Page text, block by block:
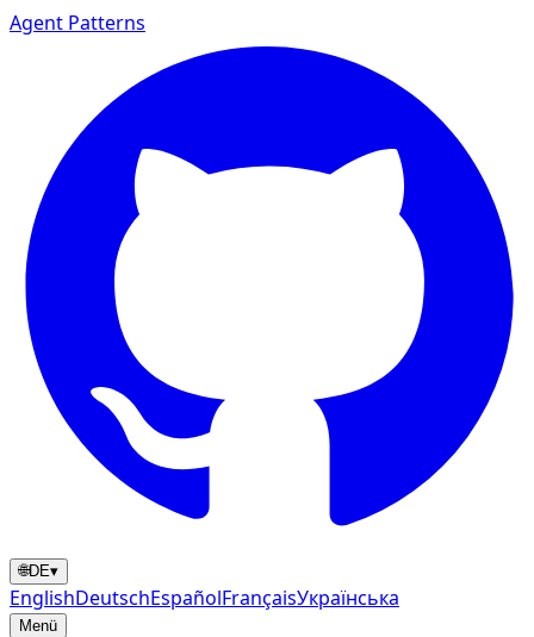
Agent Patterns
🌐DE▾
EnglishDeutschEspañolFrançaisУкраїнська
Menü